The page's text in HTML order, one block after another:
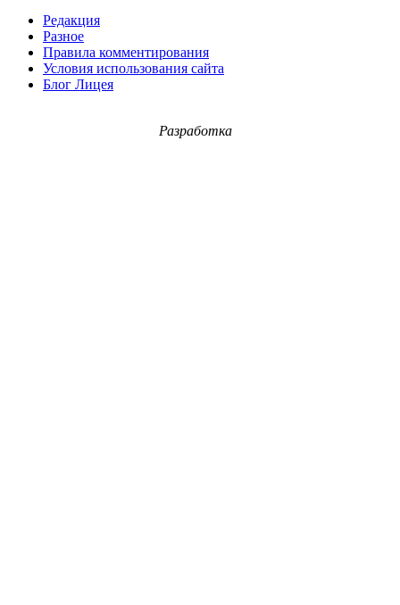
Редакция
Разное
Правила комментирования
Условия использования сайта
Блог Лицея
Разработка